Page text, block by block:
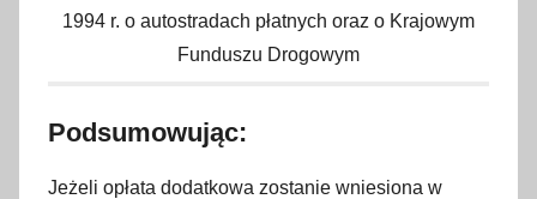
1994 r. o autostradach płatnych oraz o Krajowym
Funduszu Drogowym
Podsumowując:
Jeżeli opłata dodatkowa zostanie wniesiona w